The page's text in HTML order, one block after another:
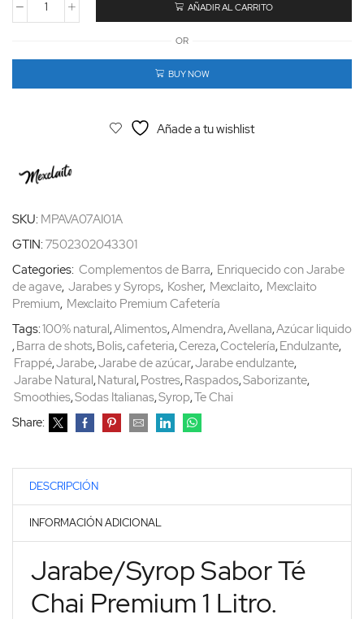
AÑADIR AL CARRITO
OR
BUY NOW
Añade a tu wishlist
SKU: MPAVA07AI01A
GTIN: 7502302043301
Categories: Complementos de Barra, Enriquecido con Jarabe
de agave, Jarabes y Syrops, Kosher, Mexclaito, Mexclaito
Premium, Mexclaito Premium Cafetería
Tags:100% natural,Alimentos,Almendra,Avellana,Azúcar liquido
,Barra de shots,Bolis,cafeteria,Cereza,Coctelería,Endulzante,
Frappé,Jarabe,Jarabe de azúcar,Jarabe endulzante,
Jarabe Natural,Natural,Postres,Raspados,Saborizante,
Smoothies,Sodas Italianas,Syrop,Te Chai
Share:
DESCRIPCIÓN
INFORMACIÓN ADICIONAL
Jarabe/Syrop Sabor Té
Chai Premium 1 Litro.